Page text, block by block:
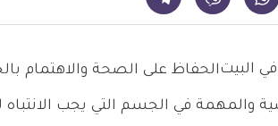
الحفاظ على الصحة والاهتمام
والمهمة في الجسم التي يجب